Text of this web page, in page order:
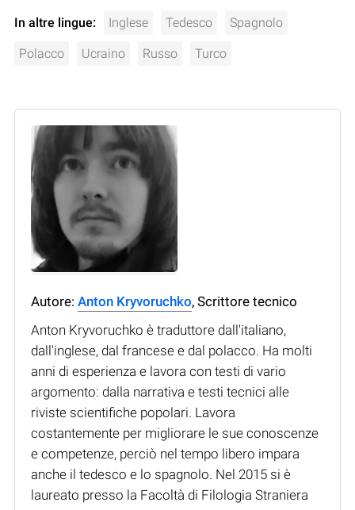
In altre lingue: Inglese Tedesco Spagnolo
Polacco Ucraino Russo Turco
Autore: Anton Kryvoruchko, Scrittore tecnico
Anton Kryvoruchko è traduttore dall'italiano,
dall'inglese, dal francese e dal polacco. Ha molti
anni di esperienza e lavora con testi di vario
argomento: dalla narrativa e testi tecnici alle
riviste scientifiche popolari. Lavora
costantemente per migliorare le sue conoscenze
e competenze, perciò nel tempo libero impara
anche il tedesco e lo spagnolo. Nel 2015 si è
laureato presso la Facoltà di Filologia Straniera